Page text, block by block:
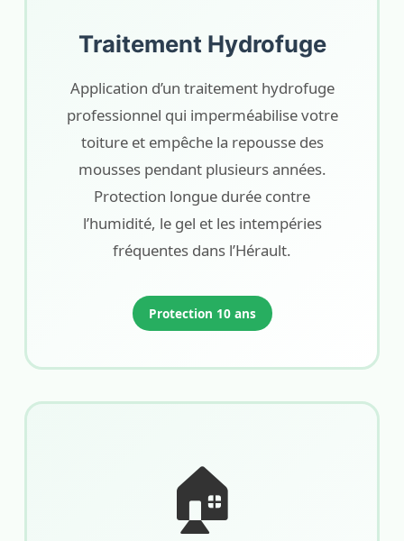
Traitement Hydrofuge
Application d’un traitement hydrofuge
professionnel qui imperméabilise votre
toiture et empêche la repousse des
mousses pendant plusieurs années.
Protection longue durée contre
l’humidité, le gel et les intempéries
fréquentes dans l’Hérault.
Protection 10 ans
🏠